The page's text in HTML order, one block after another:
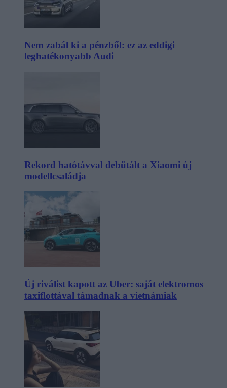
Nem zabál ki a pénzből: ez az eddigi
leghatékonyabb Audi
Rekord hatótávval debütált a Xiaomi új
modellcsaládja
Új riválist kapott az Uber: saját elektromos
taxiflottával támadnak a vietnámiak